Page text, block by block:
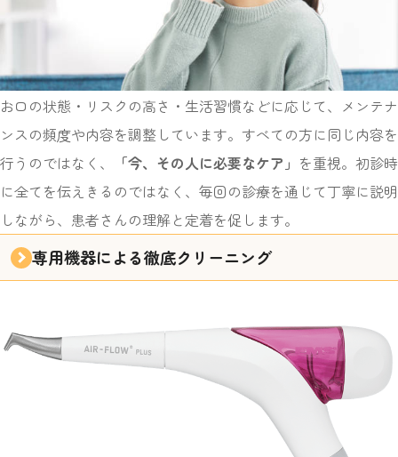
お口の状態・リスクの高さ・生活習慣などに応じて、メンテナ
ンスの頻度や内容を調整しています。すべての方に同じ内容を
行うのではなく、
「今、その人に必要なケア」 を重視。初診時
に全てを伝えきるのではなく、毎回の診療を通じて丁寧に説明
しながら、患者さんの理解と定着を促します。
専用機器による徹底クリーニング